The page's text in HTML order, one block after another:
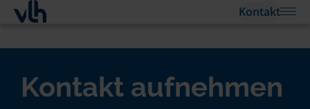
Kontakt
Kontakt aufnehmen